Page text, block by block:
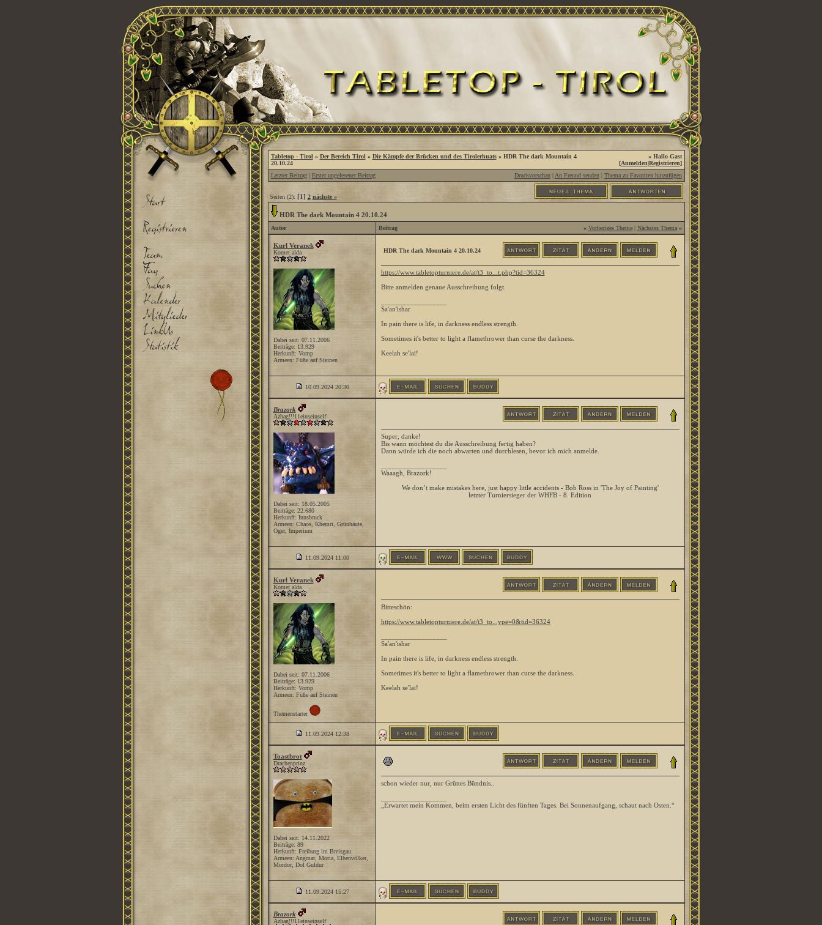
Tabletop - Tirol » Der Bereich Tirol » Die Kämpfe der Brücken und des Tirolerhuats» HDR The dark Mountain 4
20.10.24
» Hallo Gast
[Anmelden|Registrieren]
Letzter Beitrag | Erster ungelesener Beitrag Druckvorschau| An Freund senden| Thema zu Favoriten hinzufügen
Seiten (2): [1] 2 nächste »
HDR The dark Mountain 4 20.10.24
Autor Beitrag « Vorheriges Thema| Nächstes Thema »
Kurl Veranek
Komet alda
Dabei seit: 07.11.2006
Beiträge: 13.929
Herkunft: Vomp
Armeen: Füße auf Steinen
HDR The dark Mountain 4 20.10.24
https://www.tabletopturniere.de/at/t3_to...t.php?tid=36324
Bitte anmelden genaue Ausschreibung folgt.
Sa'an'ishar
In pain there is life, in darkness endless strength.
Sometimes it's better to light a flamethrower than curse the darkness.
Keelah se'lai!
10.09.2024 20:30
Brazork
Azhag!!!11einseinself
Dabei seit: 18.05.2005
Beiträge: 22.680
Herkunft: Innsbruck
Armeen: Chaos, Khemri, Grünhäute,
Oger, Imperium
Super, danke!
Bis wann möchtest du die Ausschreibung fertig haben?
Dann würde ich die noch abwarten und durchlesen, bevor ich mich anmelde.
Waaagh, Brazork!
We don’t make mistakes here, just happy little accidents - Bob Ross in 'The Joy of Painting'
letzter Turniersieger der WHFB - 8. Edition
11.09.2024 11:00
Kurl Veranek
Komet alda
Dabei seit: 07.11.2006
Beiträge: 13.929
Herkunft: Vomp
Armeen: Füße auf Steinen
Themenstarter
Bitteschön:
https://www.tabletopturniere.de/at/t3_to...ype=0&tid=36324
Sa'an'ishar
In pain there is life, in darkness endless strength.
Sometimes it's better to light a flamethrower than curse the darkness.
Keelah se'lai!
11.09.2024 12:38
Toastbrot
Drachenprinz
Dabei seit: 14.11.2022
Beiträge: 89
Herkunft: Freiburg im Breisgau
Armeen: Angmar, Moria, Elbenvölker,
Mordor, Dol Guldur
schon wieder nur, nur Grünes Bündnis..
„Erwartet mein Kommen, beim ersten Licht des fünften Tages. Bei Sonnenaufgang, schaut nach Osten.“
11.09.2024 15:27
Brazork
Azhag!!!11einseinself